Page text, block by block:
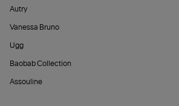
Autry
Vanessa Bruno
Ugg
Baobab Collection
Assouline